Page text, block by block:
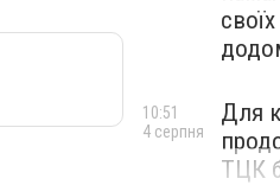
Для
ТЦК
10:51
4 серпня